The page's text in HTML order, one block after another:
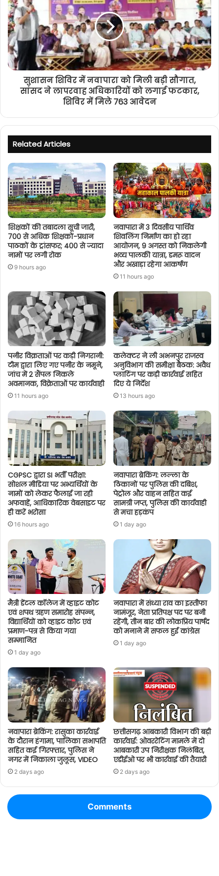
सुशासन शिविर में नवापारा को मिली बड़ी सौगात,
सांसद ने लापरवाह अधिकारियों को लगाई फटकार,
शिविर में मिले 763 आवेदन
Related Articles
शिक्षकों की तबादला सूची जारी,
700 से अधिक शिक्षकों-प्रधान
पाठकों के ट्रांसफर; 400 से ज्यादा
नामों पर लगी रोक
9 hours ago
नवापारा में 3 दिवसीय पार्थिव
शिवलिंग निर्माण का हो रहा
आयोजन, 9 अगस्त को निकलेगी
भव्य पालकी यात्रा, डमरू वादन
और अखाड़ा रहेगा आकर्षण
11 hours ago
पनीर विक्रताओं पर कड़ी निगरानी:
टीम द्वारा लिए गए पनीर के नमूने,
जांच में 2 सैंपल निकले
अवमानक, विक्रेताओं पर कार्यवाही
11 hours ago
कलेक्टर ने ली अभनपुर राजस्व
अनुविभाग की समीक्षा बैठक: अवैध
प्लाटिंग पर कड़ी कार्रवाई सहित
दिए ये निर्देश
13 hours ago
CGPSC द्वारा SI भर्ती परीक्षा:
सोशल मीडिया पर अभ्यर्थियों के
नामों को लेकर फैलाई जा रही
अफवाहें, आधिकारिक वेबसाइट पर
ही करें भरोसा
16 hours ago
नवापारा ब्रेकिंग: लल्ला के
ठिकानों पर पुलिस की दबिश,
पेट्रोल और वाहन सहित कई
सामग्री जप्त, पुलिस की कार्यवाही
से मचा हड़कंप
1 day ago
मैत्री डेंटल कॉलेज में व्हाइट कोट
एवं शपथ ग्रहण समारोह संपन्न,
विद्यार्थियों को व्हाइट कोट एवं
प्रमाण-पत्र से किया गया
सम्मानित
1 day ago
नवापारा में संध्या राव का इस्तीफा
नामंजूर, नेता प्रतिपक्ष पद पर बनी
रहेंगी, तीन बार की लोकप्रिय पार्षद
को मनाने में सफल हुई कांग्रेस
1 day ago
नवापारा ब्रेकिंग: रासुका कार्रवाई
के दौरान हंगामा, पालिका सभापति
सहित कई गिरफ्तार, पुलिस ने
नगर में निकाला जुलूस, VIDEO
2 days ago
छत्तीसगढ़ आबकारी विभाग की बड़ी
कार्रवाई: ओवररेटिंग मामले में दो
आबकारी उप निरीक्षक निलंबित,
एडीईओ पर भी कार्रवाई की तैयारी
2 days ago
Comments